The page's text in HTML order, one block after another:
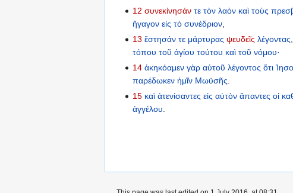
12 συνεκίνησάν τε τὸν λαὸν καὶ τοὺς
ἤγαγον εἰς τὸ συνέδριον
13 ἔστησάν τε μάρτυρας ψευδεῖς λέγοντας
τόπου τοῦ ἁγίου τούτου καὶ τοῦ νόμου·
14 ἀκηκόαμεν γὰρ αὐτοῦ λέγοντος ὅτι
παρέδωκεν ἡμῖν Μωϋσῆς
15 καὶ ἀτενίσαντες εἰς αὐτὸν ἅπαντες οἱ
ἀγγέλου